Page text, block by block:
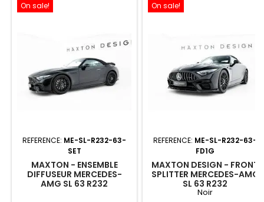
On sale!
REFERENCE: ME-SL-R232-63-
SET
MAXTON - ENSEMBLE
DIFFUSEUR MERCEDES-
AMG SL 63 R232
On sale!
REFERENCE: ME-SL-R232-63-
FD1G
MAXTON DESIGN - FRONT
SPLITTER MERCEDES-AMG
SL 63 R232
Noir